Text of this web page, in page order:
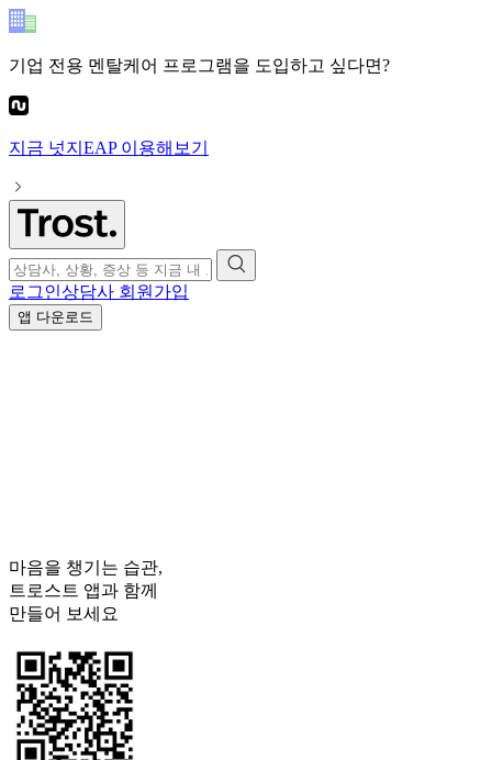
기업 전용 멘탈케어 프로그램을 도입하고 싶다면?
지금 넛지EAP이용해보기
로그인상담사 회원가입
앱 다운로드
마음을 챙기는 습관,
트로스트 앱과 함께
만들어 보세요